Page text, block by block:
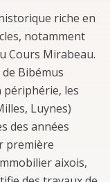
riche en
notamment
Cours Mirabeau.
Bibémus
périphérie, les
Luynes)
des années
première
aixois,